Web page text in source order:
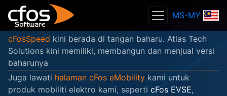
MS-MY
cFosSpeed kini berada di tangan baharu. Atlas Tech
Solutions kini memiliki, membangun dan menjual versi
baharunya
Juga lawati halaman cFos eMobility kami untuk
produk mobiliti elektro kami, seperti cFos EVSE,